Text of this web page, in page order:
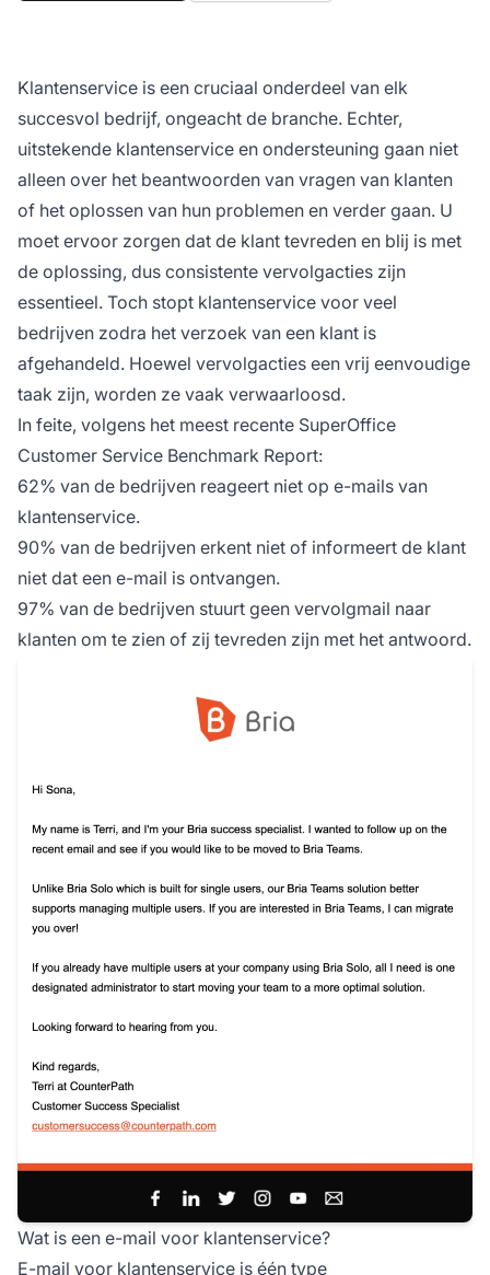
Klantenservice is een cruciaal onderdeel van elk
succesvol bedrijf, ongeacht de branche. Echter,
uitstekende klantenservice en ondersteuning gaan niet
alleen over het beantwoorden van vragen van klanten
of het oplossen van hun problemen en verder gaan. U
moet ervoor zorgen dat de klant tevreden en blij is met
de oplossing, dus consistente vervolgacties zijn
essentieel. Toch stopt klantenservice voor veel
bedrijven zodra het verzoek van een klant is
afgehandeld. Hoewel vervolgacties een vrij eenvoudige
taak zijn, worden ze vaak verwaarloosd.
In feite, volgens het meest recente SuperOffice
Customer Service Benchmark Report:
62% van de bedrijven reageert niet op e-mails van
klantenservice.
90% van de bedrijven erkent niet of informeert de klant
niet dat een e-mail is ontvangen.
97% van de bedrijven stuurt geen vervolgmail naar
klanten om te zien of zij tevreden zijn met het antwoord.
Wat is een e-mail voor klantenservice?
E-mail voor klantenservice is één type